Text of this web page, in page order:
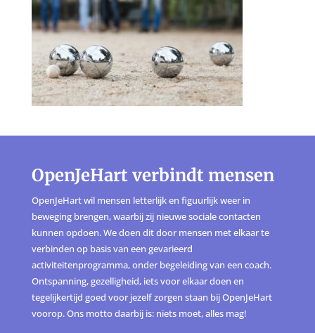
OpenJeHart verbindt mensen
OpenJeHart wil mensen letterlijk en figuurlijk weer in
beweging brengen, waarbij zij nieuwe sociale contacten
kunnen opdoen. We doen dit door mensen met elkaar te
verbinden op basis van een gevarieerd
activiteitenprogramma, onder begeleiding van een coach.
Ontspanning, gezelligheid, iets voor elkaar doen en
tegelijkertijd goed voor jezelf zorgen staan bij OpenJeHart
voorop. Ons motto daarbij is: niets moet, alles mag!